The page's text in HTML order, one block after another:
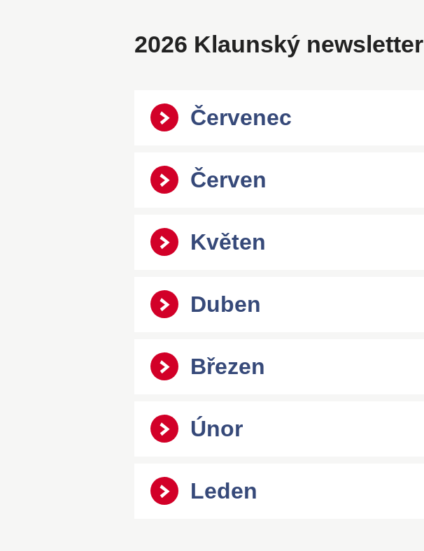
2026 Klaunský newsletter
Červenec
Červen
Květen
Duben
Březen
Únor
Leden